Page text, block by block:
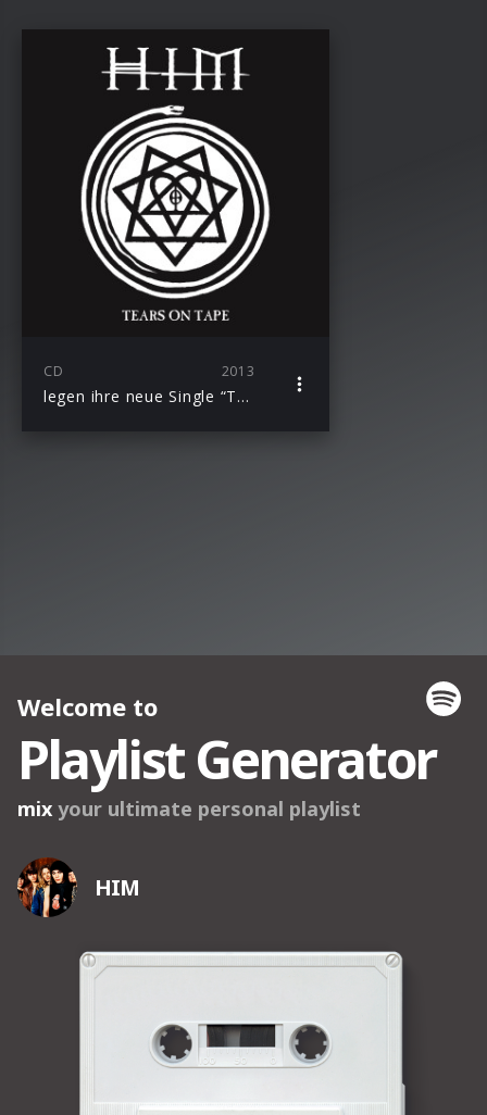
CD 2013
legen ihre neue Single “Tears On Tape” vor